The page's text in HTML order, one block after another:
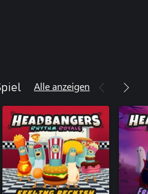
Alle anzeigen